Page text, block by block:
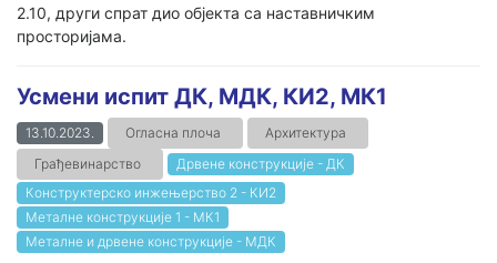
2.10, други спрат дио објекта са наставничким
просторијама.
Усмени испит ДК, МДК, КИ2, МК1
13.10.2023. Огласна плоча
Архитектура
Грађевинарство
Дрвене конструкције - ДК
Конструктерско инжењерство 2 - КИ2
Металне конструкције 1 - МК1
Металне и дрвене конструкције - МДК